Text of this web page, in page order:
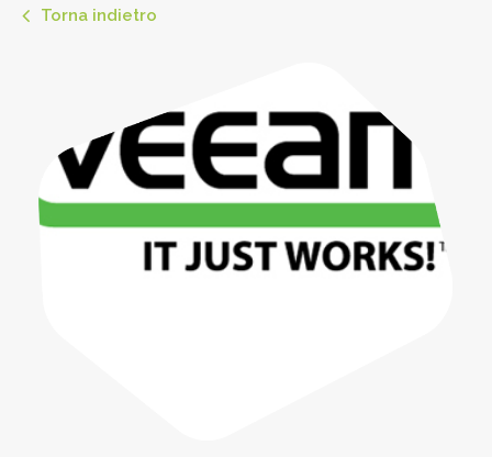
Torna indietro